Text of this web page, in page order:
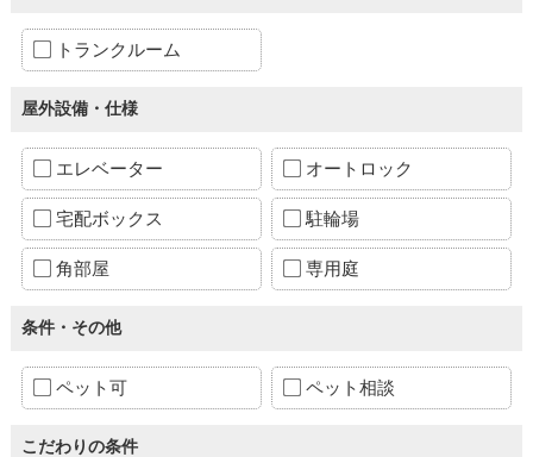
トランクルーム
屋外設備・仕様
エレベーター オートロック
宅配ボックス 駐輪場
角部屋 専用庭
条件・その他
ペット可 ペット相談
こだわりの条件